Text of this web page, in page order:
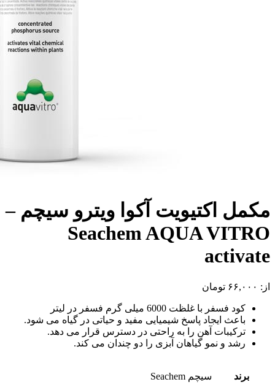
مکمل اکتیویت آکوا ویترو سیچم –
Seachem AQUA VITRO
activate
از: ۶۶,۰۰۰ تومان
کود فسفر با غلظت 6000 میلی گرم فسفر در لیتر
باعث ایجاد پاسخ شیمیایی مفید و حیاتی در گیاه می شود.
ترکیبات آهن را به راحتی در دسترس قرار می دهد.
رشد و نمو گیاهان آبزی را دو چندان می کند.
برند سیچم Seachem